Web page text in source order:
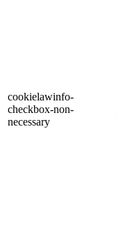
cookielawinfo-
checkbox-non-
necessary